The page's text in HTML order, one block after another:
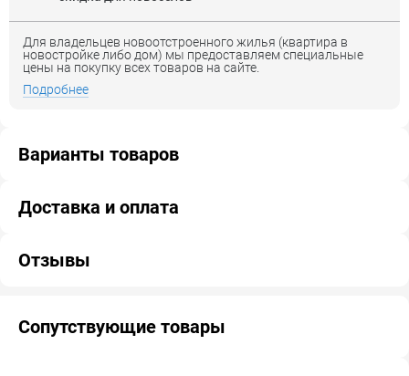
Для владельцев новоотстроенного жилья (квартира в
новостройке либо дом) мы предоставляем специальные
цены на покупку всех товаров на сайте.
Подробнее
Варианты товаров
Доставка и оплата
Отзывы
Сопутствующие товары